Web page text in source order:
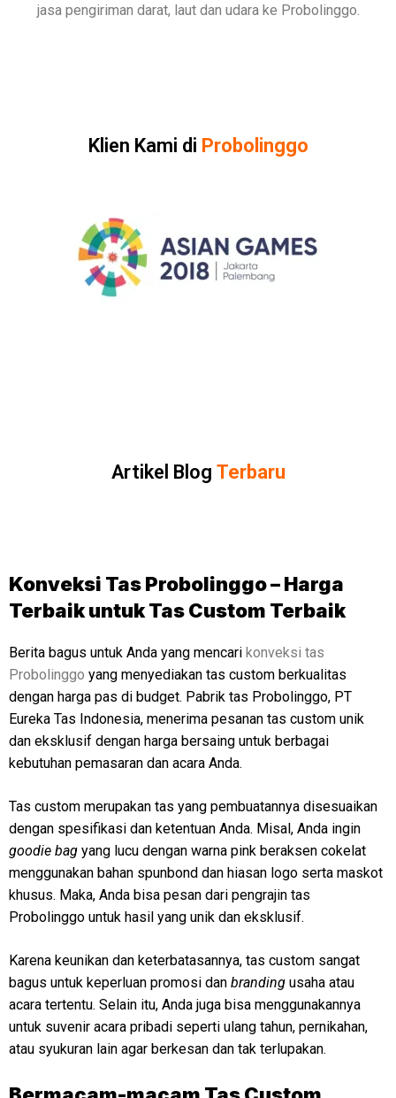
jasa pengiriman darat, laut dan udara ke Probolinggo.
Klien Kami di Probolinggo
Artikel Blog Terbaru
Konveksi Tas Probolinggo – Harga
Terbaik untuk Tas Custom Terbaik
Berita bagus untuk Anda yang mencari konveksi tas
Probolinggo yang menyediakan tas custom berkualitas
dengan harga pas di budget. Pabrik tas Probolinggo, PT
Eureka Tas Indonesia, menerima pesanan tas custom unik
dan eksklusif dengan harga bersaing untuk berbagai
kebutuhan pemasaran dan acara Anda.
Tas custom merupakan tas yang pembuatannya disesuaikan
dengan spesifikasi dan ketentuan Anda. Misal, Anda ingin
goodie bag yang lucu dengan warna pink beraksen cokelat
menggunakan bahan spunbond dan hiasan logo serta maskot
khusus. Maka, Anda bisa pesan dari pengrajin tas
Probolinggo untuk hasil yang unik dan eksklusif.
Karena keunikan dan keterbatasannya, tas custom sangat
bagus untuk keperluan promosi dan branding usaha atau
acara tertentu. Selain itu, Anda juga bisa menggunakannya
untuk suvenir acara pribadi seperti ulang tahun, pernikahan,
atau syukuran lain agar berkesan dan tak terlupakan.